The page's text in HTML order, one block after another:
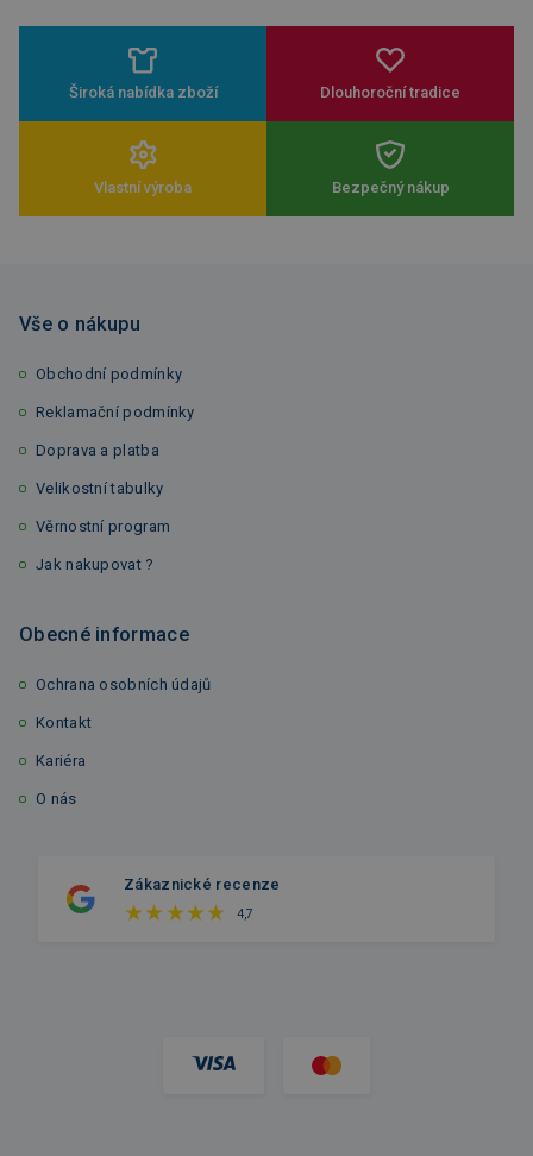
Široká nabídka zboží Dlouhoroční tradice
Vlastní výroba Bezpečný nákup
Vše o nákupu
Obchodní podmínky
Reklamační podmínky
Doprava a platba
Velikostní tabulky
Věrnostní program
Jak nakupovat ?
Obecné informace
Ochrana osobních údajů
Kontakt
Kariéra
O nás
Zákaznické recenze
4,7